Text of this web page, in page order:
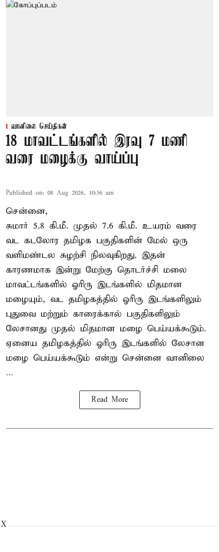
வானிலை செய்திகள்
18 மாவட்டங்களில் இரவு 7 மணி
வரை மழைக்கு வாய்ப்பு
Published on: 08 Aug 2026, 10:36 am
சென்னை,
சுமார் 5.8 கி.மீ. முதல் 7.6 கி.மீ. உயரம் வரை
வட கடலோர தமிழக பகுதிகளின் மேல் ஒரு
வளிமண்டல சுழற்சி நிலவுகிறது. இதன்
காரணமாக இன்று மேற்கு தொடர்ச்சி மலை
மாவட்டங்களில் ஓரிரு இடங்களில் மிதமான
மழையும், வட தமிழகத்தில் ஓரிரு இடங்களிலும்
புதுவை மற்றும் காரைக்கால் பகுதிகளிலும்
லேசானது முதல் மிதமான மழை பெய்யக்கூடும்.
ஏனைய தமிழகத்தில் ஓரிரு இடங்களில் லேசான
மழை பெய்யக்கூடும் என்று சென்னை வானிலை
...
Read More
X